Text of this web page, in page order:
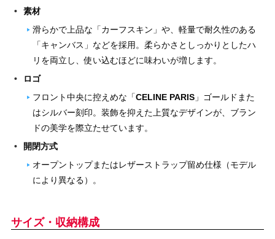
素材
滑らかで上品な「カーフスキン」や、軽量で耐久性のある
「キャンバス」などを採用。柔らかさとしっかりとしたハ
リを両立し、使い込むほどに味わいが増します。
ロゴ
フロント中央に控えめな「CELINE PARIS 」ゴールドまた
はシルバー刻印。装飾を抑えた上質なデザインが、ブラン
ドの美学を際立たせています。
開閉方式
オープントップまたはレザーストラップ留め仕様（モデル
により異なる）。
サイズ・収納構成